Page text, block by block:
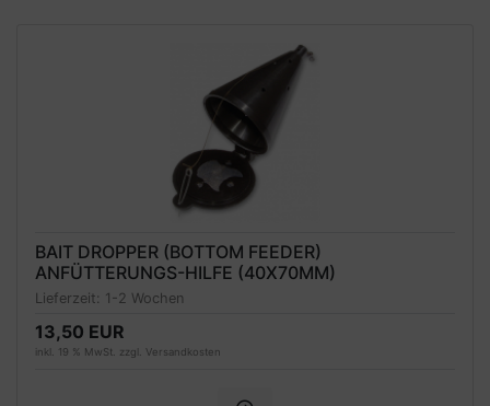
BAIT DROPPER (BOTTOM FEEDER)
ANFÜTTERUNGS-HILFE (40X70MM)
Lieferzeit: 1-2 Wochen
13,50 EUR
inkl. 19 % MwSt. zzgl. Versandkosten